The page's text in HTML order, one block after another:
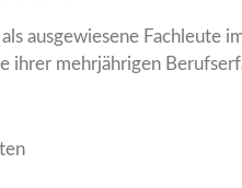
ausgewiesene Fachleute
ihrer mehrjährigen